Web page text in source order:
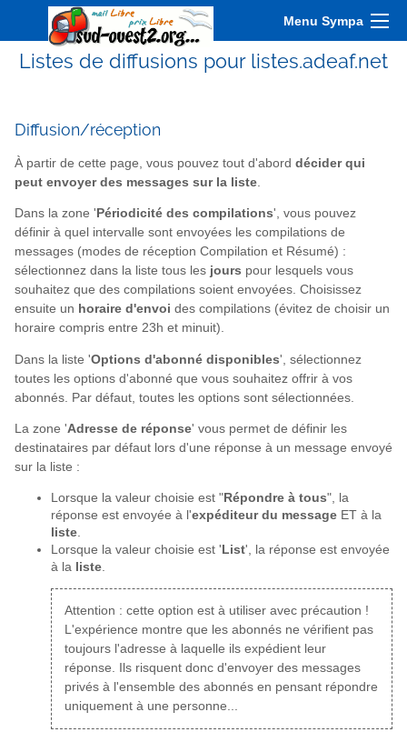
Menu Sympa
Listes de diffusions pour listes.adeaf.net
Diffusion/réception
À partir de cette page, vous pouvez tout d'abord décider qui
peut envoyer des messages sur la liste
Dans la zone ' Périodicité des compilations', vous pouvez
définir à quel intervalle sont envoyées les compilations de
messages (modes de réception Compilation et Résumé) :
sélectionnez dans la liste tous les jours pour lesquels vous
souhaitez que des compilations soient envoyées. Choisissez
ensuite un horaire d'envoi des compilations (évitez de choisir un
horaire compris entre 23h et minuit).
Dans la liste 'Options d'abonné disponibles', sélectionnez
toutes les options d'abonné que vous souhaitez offrir à vos
abonnés. Par défaut, toutes les options sont sélectionnées.
La zone 'Adresse de réponse' vous permet de définir les
destinataires par défaut lors d'une réponse à un message envoyé
sur la liste :
Lorsque la valeur choisie est " Répondre à tous", la
réponse est envoyée à l'expéditeur du message ET à la
liste
Lorsque la valeur choisie est ' List', la réponse est envoyée
à la
liste
Attention : cette option est à utiliser avec précaution !
L'expérience montre que les abonnés ne vérifient pas
toujours l'adresse à laquelle ils expédient leur
réponse. Ils risquent donc d'envoyer des messages
privés à l'ensemble des abonnés en pensant répondre
uniquement à une personne...